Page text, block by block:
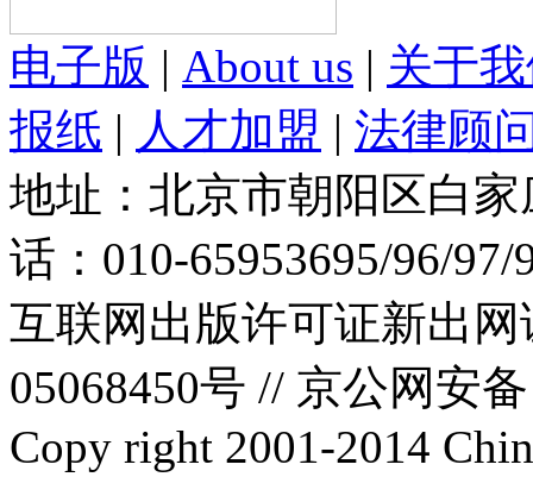
电子版 | About us | 关于
报纸 | 人才加盟 | 法律顾
地址：北京市朝阳区白
话：010-65953695/96/
互联网出版许可证新出
05068450号 // 京公网安
Copy right 2001-2014